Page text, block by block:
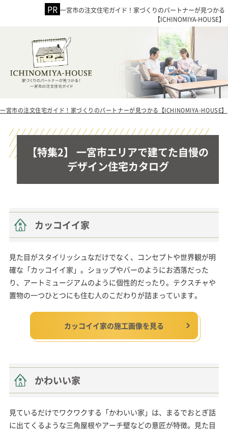
一宮市の注文住宅ガイド！家づくりのパートナーが見つかる
【ICHINOMIYA-HOUSE】
一宮市の注文住宅ガイド！家づくりのパートナーが見つかる【ICHINOMIYA-HOUSE】
【特集2】 一宮市エリアで建てた自慢の
デザイン住宅カタログ
カッコイイ家
見た目がスタイリッシュなだけでなく、コンセプトや世界観が明
確な「カッコイイ家」。ショップやバーのようにお洒落だった
り、アートミュージアムのように個性的だったり。テクスチャや
置物の一つひとつにも住む人のこだわりが詰まっています。
カッコイイ家の施工画像を見る
かわいい家
見ているだけでワクワクする「かわいい家」は、まるでおとぎ話
に出てくるような三角屋根やアーチ壁などの意匠が特徴。見た目